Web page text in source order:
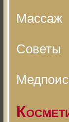
Массаж
Советы